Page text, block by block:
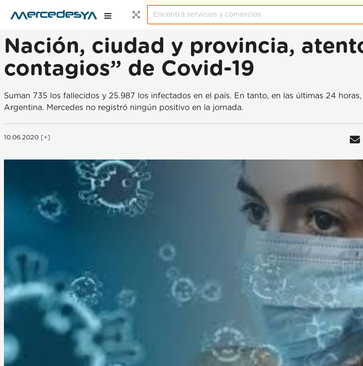
Nación, ciudad y provincia,
contagios” de Covid-19
Suman 735 los fallecidos y 25.987 los infectados en el país. En tanto, en las últimas 24
Argentina. Mercedes no registró ningún positivo en la jornada.
10.06.2020 [+]